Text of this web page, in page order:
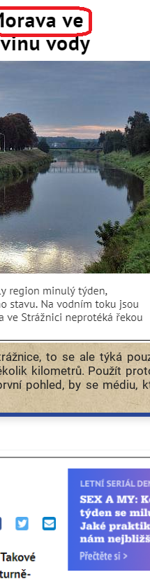
to se ale týká
kilometrů. Použít
pohled, by se médiu,